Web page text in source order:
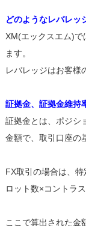
どのようなレバレッ
XM(エックスエム)
ます。
レバレッジはお客様
証拠金、証拠金維持
証拠金とは、ポジシ
金額で、取引口座の
FX取引の場合は、
ロット数×コントラ
ここで算出された金